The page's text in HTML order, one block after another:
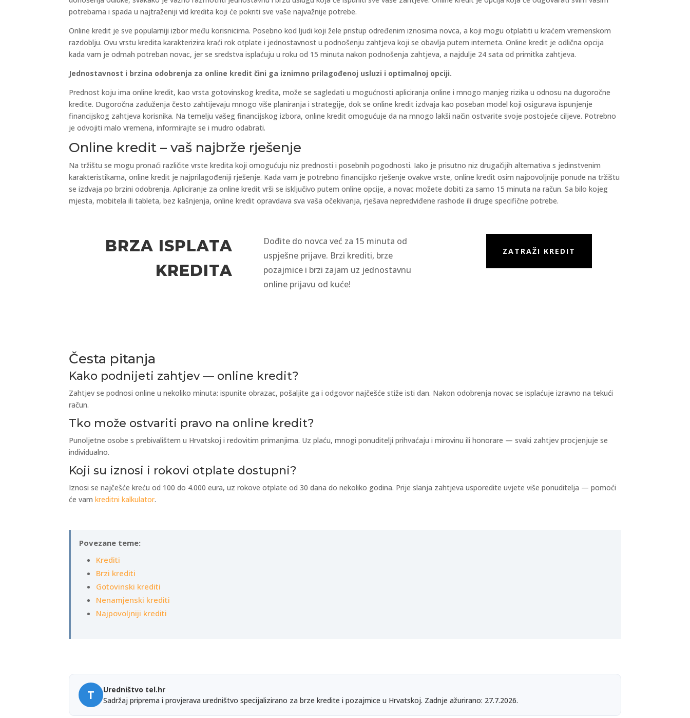
potrebama i spada u najtraženiji vid kredita koji će pokriti sve vaše najvažnije potrebe.
Online kredit je sve popularniji izbor među korisnicima. Posebno kod ljudi koji žele pristup određenim iznosima novca, a koji mogu otplatiti u kraćem vremenskom
razdoblju. Ovu vrstu kredita karakterizira kraći rok otplate i jednostavnost u podnošenju zahtjeva koji se obavlja putem interneta. Online kredit je odlična opcija
kada vam je odmah potreban novac, jer se sredstva isplaćuju u roku od 15 minuta nakon podnošenja zahtjeva, a najdulje 24 sata od primitka zahtjeva.
Jednostavnost i brzina odobrenja za online kredit čini ga iznimno prilagođenoj usluzi i optimalnoj opciji.
Prednost koju ima online kredit, kao vrsta gotovinskog kredita, može se sagledati u mogućnosti apliciranja online i mnogo manjeg rizika u odnosu na dugoročne
kredite. Dugoročna zaduženja često zahtijevaju mnogo više planiranja i strategije, dok se online kredit izdvaja kao poseban model koji osigurava ispunjenje
financijskog zahtjeva korisnika. Na temelju vašeg financijskog izbora, online kredit omogućuje da na mnogo lakši način ostvarite svoje postojeće ciljeve. Potrebno
je odvojiti malo vremena, informirajte se i mudro odabrati.
Online kredit – vaš najbrže rješenje
Na tržištu se mogu pronaći različite vrste kredita koji omogućuju niz prednosti i posebnih pogodnosti. Iako je prisutno niz drugačijih alternativa s jedinstvenim
karakteristikama, online kredit je najprilagođeniji rješenje. Kada vam je potrebno financijsko rješenje ovakve vrste, online kredit osim najpovoljnije ponude na tržištu
se izdvaja po brzini odobrenja. Apliciranje za online kredit vrši se isključivo putem online opcije, a novac možete dobiti za samo 15 minuta na račun. Sa bilo kojeg
mjesta, mobitela ili tableta, bez kašnjenja, online kredit opravdava sva vaša očekivanja, rješava nepredviđene rashode ili druge specifične potrebe.
BRZA ISPLATA
KREDITA
Dođite do novca već za 15 minuta od
uspješne prijave. Brzi krediti, brze
pozajmice i brzi zajam uz jednostavnu
online prijavu od kuće!
ZATRAŽI KREDIT
Česta pitanja
Kako podnijeti zahtjev — online kredit?
Zahtjev se podnosi online u nekoliko minuta: ispunite obrazac, pošaljite ga i odgovor najčešće stiže isti dan. Nakon odobrenja novac se isplaćuje izravno na tekući
račun.
Tko može ostvariti pravo na online kredit?
Punoljetne osobe s prebivalištem u Hrvatskoj i redovitim primanjima. Uz plaću, mnogi ponuditelji prihvaćaju i mirovinu ili honorare — svaki zahtjev procjenjuje se
individualno.
Koji su iznosi i rokovi otplate dostupni?
Iznosi se najčešće kreću od 100 do 4.000 eura, uz rokove otplate od 30 dana do nekoliko godina. Prije slanja zahtjeva usporedite uvjete više ponuditelja — pomoći
će vamkreditni kalkulator.
Povezane teme:
Krediti
Brzi krediti
Gotovinski krediti
Nenamjenski krediti
Najpovoljniji krediti
T
Uredništvo tel.hr
Sadržaj priprema i provjerava uredništvo specijalizirano za brze kredite i pozajmice u Hrvatskoj. Zadnje ažurirano: 27.7.2026.